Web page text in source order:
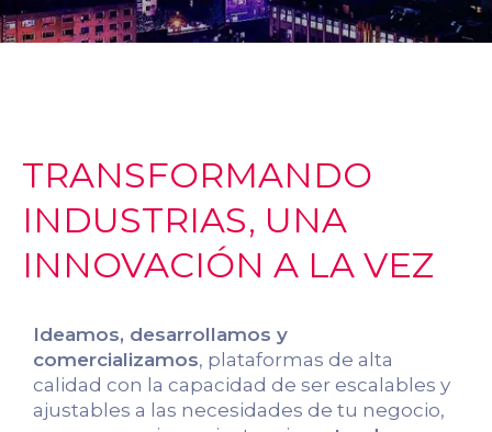
TRANSFORMANDO
INDUSTRIAS, UNA
INNOVACIÓN A LA VEZ
Ideamos, desarrollamos y
comercializamos, plataformas de alta
calidad con la capacidad de ser escalables y
ajustables a las necesidades de tu negocio,